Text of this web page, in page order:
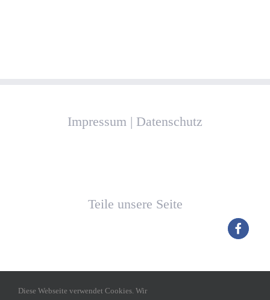
Impressum | Datenschutz
Teile unsere Seite
Diese Webseite verwendet Cookies. Wir